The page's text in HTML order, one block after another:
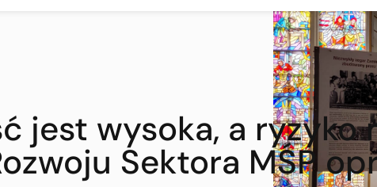
jest wysoka, a ryzyko
Sektora MŚP